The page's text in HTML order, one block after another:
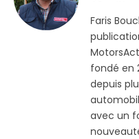
Faris
fondé en
depuis
avec un